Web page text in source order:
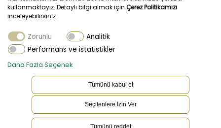
MÜŞTERİ HİZMETLERİ
Dil TR
kullanmaktayız. Detaylı bilgi almak için Çerez Politikamızı
inceleyebilirsiniz
Zorunlu
Analitik
Performans ve istatistikler
Daha Fazla Seçenek
Tümünü reddet
Seçilenlere İzin Ver
Tümünü kabul et